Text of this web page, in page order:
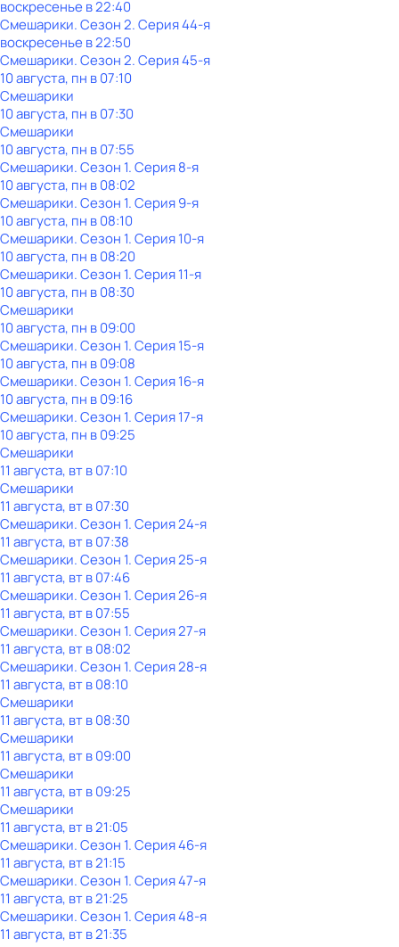
воскресенье в22:40
Смешарики. Сезон 2. Серия 44-я
воскресенье в22:50
Смешарики. Сезон 2. Серия 45-я
10 августа, пн в 07:10
Смешарики
10 августа, пн в 07:30
Смешарики
10 августа, пн в 07:55
Смешарики. Сезон 1. Серия 8-я
10 августа, пн в 08:02
Смешарики. Сезон 1. Серия 9-я
10 августа, пн в 08:10
Смешарики. Сезон 1. Серия 10-я
10 августа, пн в 08:20
Смешарики. Сезон 1. Серия 11-я
10 августа, пн в 08:30
Смешарики
10 августа, пн в 09:00
Смешарики. Сезон 1. Серия 15-я
10 августа, пн в 09:08
Смешарики. Сезон 1. Серия 16-я
10 августа, пн в 09:16
Смешарики. Сезон 1. Серия 17-я
10 августа, пн в 09:25
Смешарики
11 августа, вт в 07:10
Смешарики
11 августа, вт в 07:30
Смешарики. Сезон 1. Серия 24-я
11 августа, вт в 07:38
Смешарики. Сезон 1. Серия 25-я
11 августа, вт в 07:46
Смешарики. Сезон 1. Серия 26-я
11 августа, вт в 07:55
Смешарики. Сезон 1. Серия 27-я
11 августа, вт в 08:02
Смешарики. Сезон 1. Серия 28-я
11 августа, вт в 08:10
Смешарики
11 августа, вт в 08:30
Смешарики
11 августа, вт в 09:00
Смешарики
11 августа, вт в 09:25
Смешарики
11 августа, вт в 21:05
Смешарики. Сезон 1. Серия 46-я
11 августа, вт в 21:15
Смешарики. Сезон 1. Серия 47-я
11 августа, вт в 21:25
Смешарики. Сезон 1. Серия 48-я
11 августа, вт в 21:35